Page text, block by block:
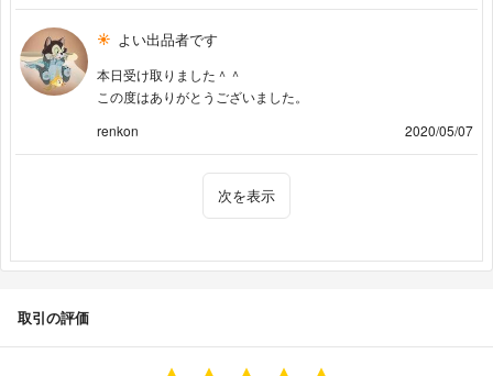
よい出品者です
本日受け取りました＾＾
この度はありがとうございました。
renkon
2020/05/07
次を表示
取引の評価